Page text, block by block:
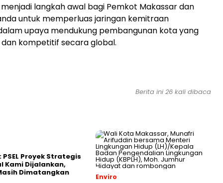
langkah awal bagi Pemkot Makassar dan
untuk memperluas jaringan kemitraan
upaya mendukung pembangunan kota yang
kompetitif secara global.
Berita ini 26 kali dibaca
Proyek Strategis
Kami Dijalankan,
Dimatangkan
Enviro